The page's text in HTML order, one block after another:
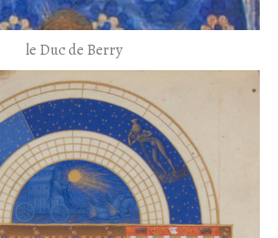
le Duc de Berry